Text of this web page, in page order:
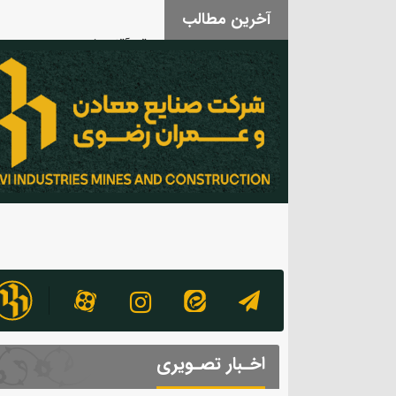
آخرین مطالب
اخـبار تصـویری